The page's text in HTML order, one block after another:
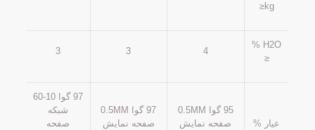
kg≤
H2O %
≤
4
3
3
عیار %
95 گوا 0.5MM
صفحه نمایش
97 گوا 0.5MM
صفحه نمایش
97 گوا 10-60
شبکه
صفحه